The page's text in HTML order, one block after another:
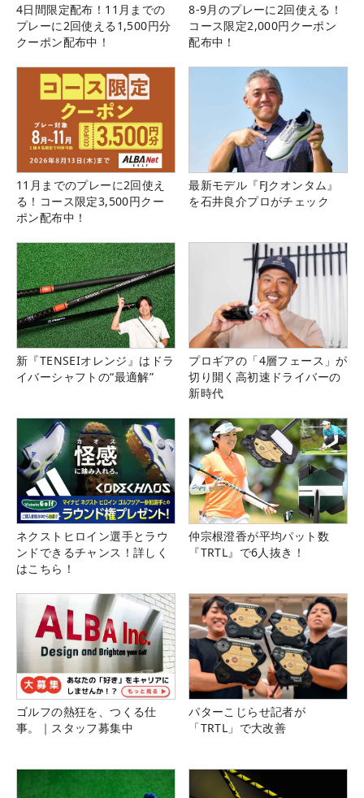
4日間限定配布！11月までの
プレーに2回使える1,500円分
クーポン配布中！
8-9月のプレーに2回使える！
コース限定2,000円クーポン
配布中！
11月までのプレーに2回使え
る！コース限定3,500円クー
ポン配布中！
最新モデル『FJクオンタム』
を石井良介プロがチェック
新『TENSEIオレンジ』はドラ
イバーシャフトの“最適解”
プロギアの「4層フェース」が
切り開く高初速ドライバーの
新時代
ネクストヒロイン選手とラウ
ンドできるチャンス！詳しく
はこちら！
仲宗根澄香が平均パット数
『TRTL』で6人抜き！
ゴルフの熱狂を、つくる仕
事。｜スタッフ募集中
パターこじらせ記者が
「TRTL」で大改善